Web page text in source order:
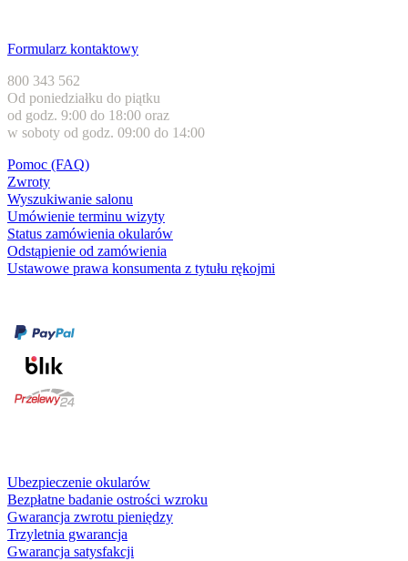
Formularz kontaktowy
800 343 562
Od poniedziałku do piątku
od godz. 9:00 do 18:00 oraz
w soboty od godz. 09:00 do 14:00
Pomoc (FAQ)
Zwroty
Wyszukiwanie salonu
Umówienie terminu wizyty
Status zamówienia okularów
Odstąpienie od zamówienia
Ustawowe prawa konsumenta z tytułu rękojmi
Ubezpieczenie okularów
Bezpłatne badanie ostrości wzroku
Gwarancja zwrotu pieniędzy
Trzyletnia gwarancja
Gwarancja satysfakcji